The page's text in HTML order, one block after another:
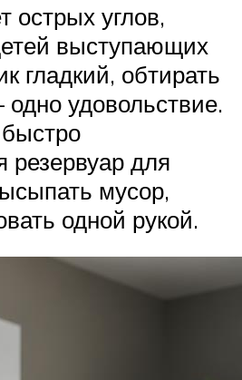
острых углов,
выступающих
гладкий, обтирать
удовольствие.
резервуар для
мусор,
одной рукой.